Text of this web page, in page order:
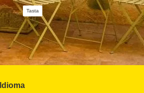
Tasta
Idioma